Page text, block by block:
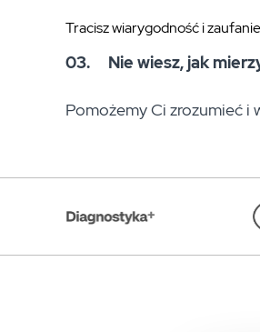
Tracisz wiarygodność i
03. Nie wiesz, jak
Pomożemy Ci zrozumieć i